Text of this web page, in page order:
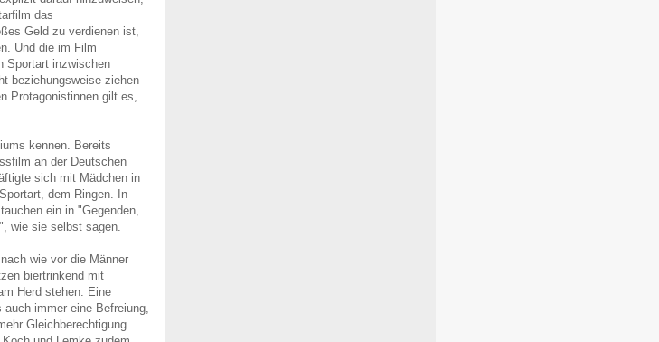
das
Geld zu verdienen ist,
Und die im Film
Sportart inzwischen
beziehungsweise ziehen
Protagonistinnen gilt es,
kennen. Bereits
an der Deutschen
sich mit Mädchen in
dem Ringen. In
ein in "Gegenden,
wie sie selbst sagen.
wie vor die Männer
biertrinkend mit
Herd stehen. Eine
immer eine Befreiung,
Gleichberechtigung.